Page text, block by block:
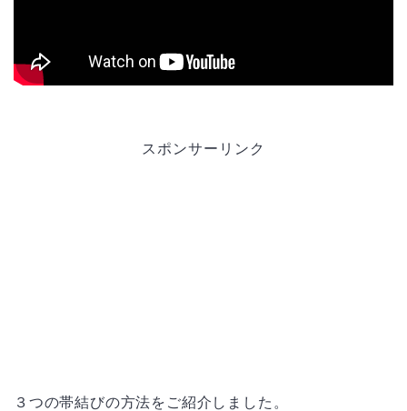
スポンサーリンク
３つの帯結びの方法をご紹介しました。